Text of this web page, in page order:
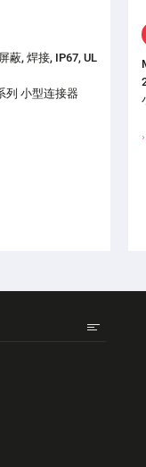
蔽, 焊接, IP67, UL
列 小型连接器